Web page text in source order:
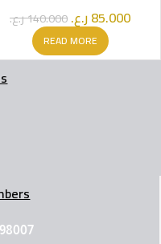
140.000ر.ع. 85.000ر.ع.
READ MORE